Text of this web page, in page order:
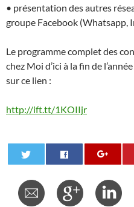
• présentation des autres
groupe Facebook (Whatsapp,
Le programme complet des
chez Moi d’ici à la fin de
sur ce lien :
http://ift.tt/1KOIIjr